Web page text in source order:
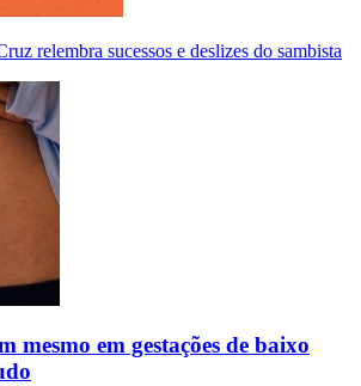
relembra sucessos e deslizes do sambista
mesmo em gestações de baixo